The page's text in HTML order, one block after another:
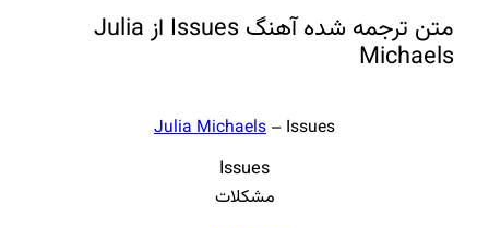
متن ترجمه شده آهنگ Issues از Julia
Michaels
Julia Michaels – Issues
Issues
مشکلات